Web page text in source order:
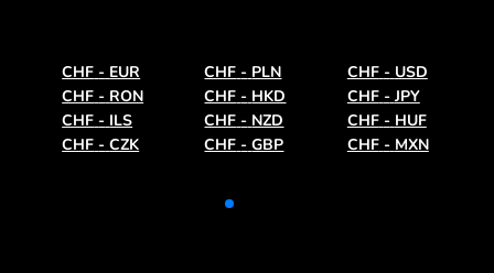
CHF - EUR CHF - PLN CHF - USD
CHF - RON CHF - HKD CHF - JPY
CHF - ILS CHF - NZD CHF - HUF
CHF - CZK CHF - GBP CHF - MXN